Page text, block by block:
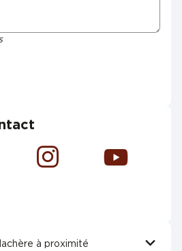
Instagram Youtube
à proximité